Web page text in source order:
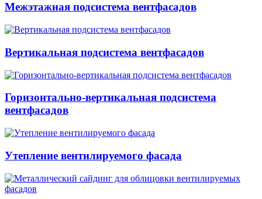
Межэтажная подсистема вентфасадов
Вертикальная подсистема вентфасадов
Горизонтально-вертикальная подсистема
вентфасадов
Утепление вентилируемого фасада